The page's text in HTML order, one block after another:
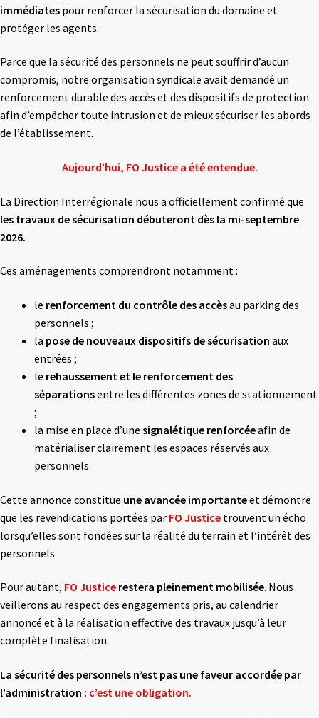
immédiates pour renforcer la sécurisation du domaine et
protéger les agents.
Parce que la sécurité des personnels ne peut souffrir d’aucun
compromis, notre organisation syndicale avait demandé un
renforcement durable des accès et des dispositifs de protection
afin d’empêcher toute intrusion et de mieux sécuriser les abords
de l’établissement.
Aujourd’hui, FO Justice a été entendue.
La Direction Interrégionale nous a officiellement confirmé que
les travaux de sécurisation débuteront dès la mi-septembre
2026.
Ces aménagements comprendront notamment :
le renforcement du contrôle des accèsau parking des
personnels ;
la pose de nouveaux dispositifs de sécurisation aux
entrées ;
le rehaussement et le renforcement des
séparationsentre les différentes zones de stationnement
;
la mise en place d’une signalétique renforcéeafin de
matérialiser clairement les espaces réservés aux
personnels.
Cette annonce constitue une avancée importanteet démontre
que les revendications portées par FO Justice trouvent un écho
lorsqu’elles sont fondées sur la réalité du terrain et l’intérêt des
personnels.
Pour autant, FO Justice restera pleinement mobilisée. Nous
veillerons au respect des engagements pris, au calendrier
annoncé et à la réalisation effective des travaux jusqu’à leur
complète finalisation.
La sécurité des personnels n’est pas une faveur accordée par
l’administration : c’est une obligation.